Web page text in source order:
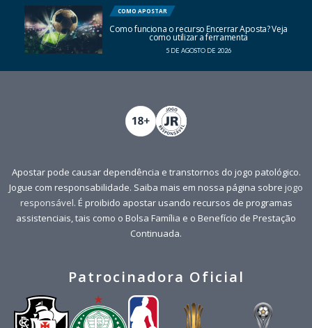
COMO APOSTAR
Como funciona o recurso Encerrar Aposta? Veja
como utilizar a ferramenta
5 DE AGOSTO DE 2026
Apostar pode causar dependência e transtornos do jogo patológico.
Jogue com responsabilidade. Saiba mais em nossa página sobre jogo
responsável. É proibido apostar usando recursos de programas
assistenciais, tais como o Bolsa Família e o Benefício de Prestação
Continuada.
Patrocinadora Oficial